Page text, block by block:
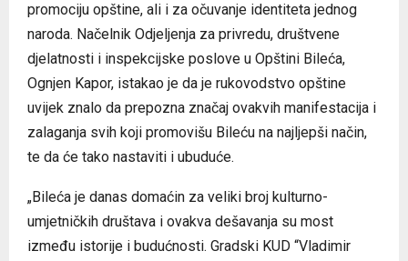
promociju opštine, ali i za očuvanje identiteta jednog
naroda. Načelnik Odjeljenja za privredu, društvene
djelatnosti i inspekcijske poslove u Opštini Bileća,
Ognjen Kapor, istakao je da je rukovodstvo opštine
uvijek znalo da prepozna značaj ovakvih manifestacija i
zalaganja svih koji promovišu Bileću na najljepši način,
te da će tako nastaviti i ubuduće.
„Bileća je danas domaćin za veliki broj kulturno-
umjetničkih društava i ovakva dešavanja su most
između istorije i budućnosti. Gradski KUD “Vladimir